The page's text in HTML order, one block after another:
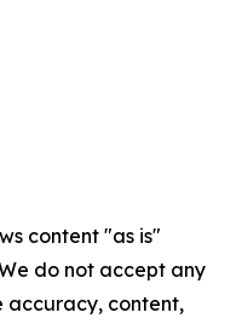
content "as is"
do not accept any
accuracy, content,